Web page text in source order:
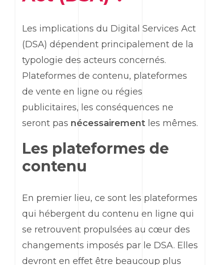
Les implications du Digital Services Act
(DSA) dépendent principalement de la
typologie des acteurs concernés.
Plateformes de contenu, plateformes
de vente en ligne ou régies
publicitaires, les conséquences ne
seront pas nécessairement les mêmes.
Les plateformes de
contenu
En premier lieu, ce sont les plateformes
qui hébergent du contenu en ligne qui
se retrouvent propulsées au cœur des
changements imposés par le DSA. Elles
devront en effet être beaucoup plus